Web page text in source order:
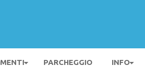
PARCHEGGIO INFO